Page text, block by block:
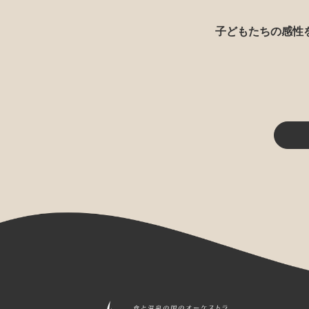
子どもたちの感性